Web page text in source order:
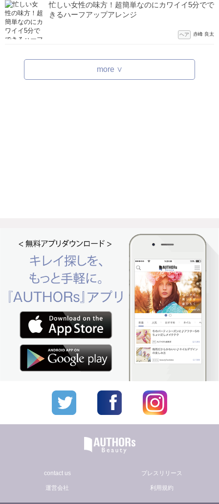
忙しい女性の味方！超簡単なのにカワイイ5分でで
きるハーフアップアレンジ
ヘア 赤峰 良太
more ∨
contact us プレスリリース
運営会社 利用規約